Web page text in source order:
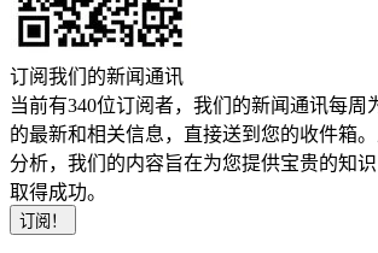
订阅我们的新闻通讯
当前有340位订阅者，我们的新闻通讯每周
的最新和相关信息，直接送到您的收件箱
分析，我们的内容旨在为您提供宝贵的知
取得成功。